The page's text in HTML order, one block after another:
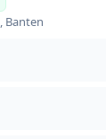
, Banten